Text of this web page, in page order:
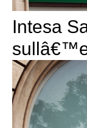
Intesa